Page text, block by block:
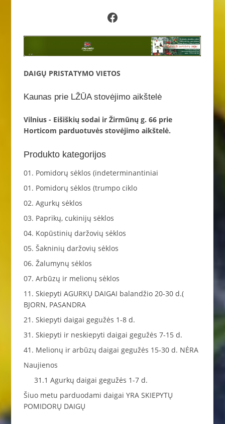
Facebook
DAIGŲ PRISTATYMO VIETOS
Kaunas prie LŽŪA stovėjimo aikštelė
Vilnius - Eišiškių sodai ir Žirmūnų g. 66 prie
Horticom parduotuvės stovėjimo aikštelė.
Produkto kategorijos
01. Pomidorų sėklos (indeterminantiniai
01. Pomidorų sėklos (trumpo ciklo
02. Agurkų sėklos
03. Paprikų, cukinijų sėklos
04. Kopūstinių daržovių sėklos
05. Šakninių daržovių sėklos
06. Žalumynų sėklos
07. Arbūzų ir melionų sėklos
11. Skiepyti AGURKŲ DAIGAI balandžio 20-30 d.(
BJORN, PASANDRA
21. Skiepyti daigai gegužės 1-8 d.
31. Skiepyti ir neskiepyti daigai gegužės 7-15 d.
41. Melionų ir arbūzų daigai gegužės 15-30 d. NĖRA
Naujienos
31.1 Agurkų daigai gegužės 1-7 d.
Šiuo metu parduodami daigai YRA SKIEPYTŲ
POMIDORŲ DAIGŲ